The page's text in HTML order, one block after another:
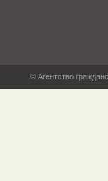
© Агентство